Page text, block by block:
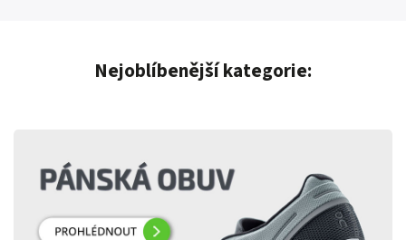
Nejoblíbenější kategorie: